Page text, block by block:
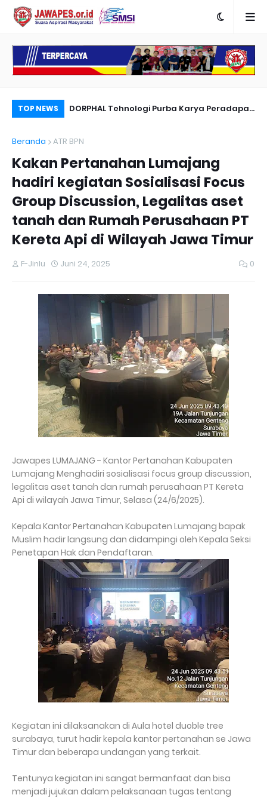
TOP NEWS
Anies
DORPHAL Tehnologi Purba Karya Peradapan
Beranda
ATR BPN
Kakan Pertanahan Lumajang
hadiri kegiatan Sosialisasi Focus
Group Discussion, Legalitas aset
tanah dan Rumah Perusahaan PT
Kereta Api di Wilayah Jawa Timur
F-Jinlu Juni 24, 2025 0
Jawapes LUMAJANG - Kantor Pertanahan Kabupaten
Lumajang Menghadiri sosialisasi focus group discussion,
legalitas aset tanah dan rumah perusahaan PT Kereta
Api di wilayah Jawa Timur, Selasa (24/6/2025).
Kepala Kantor Pertanahan Kabupaten Lumajang bapak
Muslim hadir langsung dan didampingi oleh Kepala Seksi
Penetapan Hak dan Pendaftaran.
Kegiatan ini dilaksanakan di Aula hotel duoble tree
surabaya, turut hadir kepala kantor pertanahan se Jawa
Timur dan beberapa undangan yang terkait.
Tentunya kegiatan ini sangat bermanfaat dan bisa
menjadi jujukan dalam pelaksanaan tugas tentang